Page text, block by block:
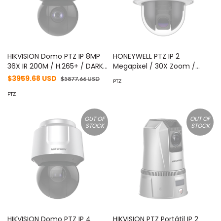
ELW/26(F0)
HIKVISION Domo PTZ IP 8MP
36X IR 200M / H.265+ / DARK
FIGHTER / DEEP LEARNING / HI-
MicroSD MOD: DS-
$3959.68 USD $5877.66 USD
PTZ
HONEYWELL PTZ IP 2
Megapixel / 30X Zoom /
IP68 / NEMA 4X / IK10 / Hi-PoE
Security MOD: HC60WZ2E30
PTZ
OUT OF
STOCK
OUT OF
STOCK